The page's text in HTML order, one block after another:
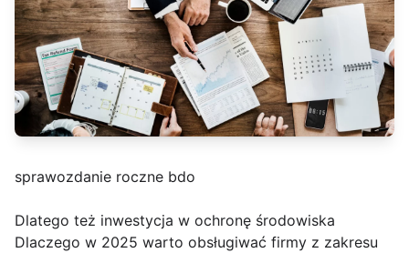
sprawozdanie roczne bdo
Dlatego też inwestycja w ochronę środowiska
Dlaczego w 2025 warto obsługiwać firmy z zakresu